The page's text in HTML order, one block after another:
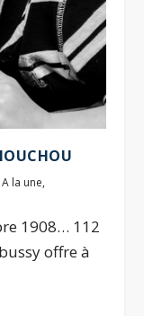
A la une,
1908… 112
offre à